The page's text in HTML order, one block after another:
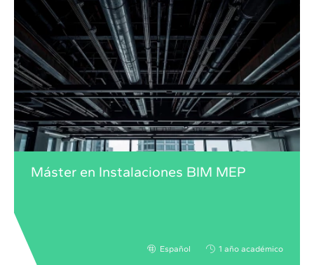
Máster en Instalaciones BIM MEP
Español 1 año académico